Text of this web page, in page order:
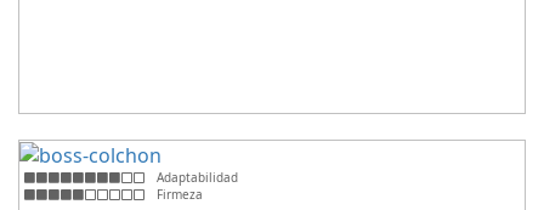
Adaptabilidad
Firmeza